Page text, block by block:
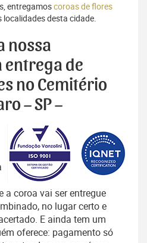
entregamoscoroas de flores
localidades desta cidade.
nossa
de
no Cemitério
– SP –
a coroa vai ser entregue
no lugar certo e
E ainda tem um
oferece: pagamento só